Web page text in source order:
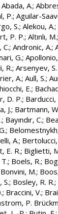
Abada, A.;
P.; Aguilar-
S.; Alekou, A.;
P. P.; Altınlı, M.;
C.; Andronic, A.;
G.;
R.; Arsenyev, S.
A.; Aull, S.;
E.;
D. P.; Barducci,
J.; Bartmann,
; Bayındır, C.;
;
A.; Bertolucci,
E. R.; Biglietti,
; Boels, R.;
Bonvini, M.;
S.; Bosley, R. R.;
; Braccini, V.;
P.